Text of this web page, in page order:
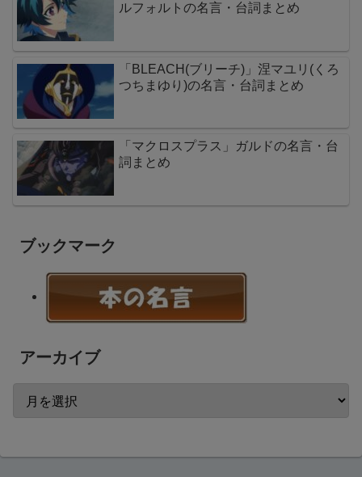
ルフォルトの名言・台詞まとめ
「BLEACH(ブリーチ)」涅マユリ(くろ
つちまゆり)の名言・台詞まとめ
「マクロスプラス」ガルドの名言・台
詞まとめ
ブックマーク
アーカイブ